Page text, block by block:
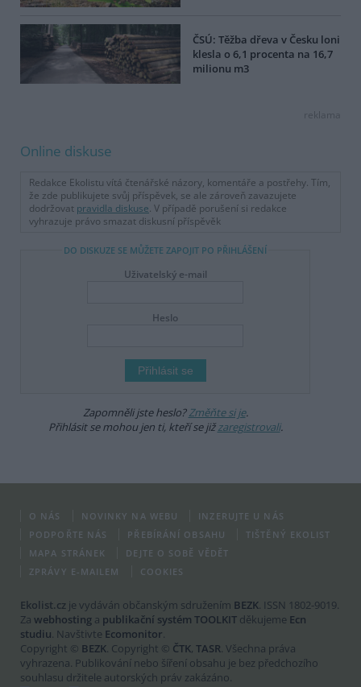
ČSÚ: Těžba dřeva v Česku loni
klesla o 6,1 procenta na 16,7
milionu m3
reklama
Online diskuse
Redakce Ekolistu vítá čtenářské názory, komentáře a postřehy. Tím,
že zde publikujete svůj příspěvek, se ale zároveň zavazujete
dodržovat pravidla diskuse. V případě porušení si redakce
vyhrazuje právo smazat diskusní příspěvěk
DO DISKUZE SE MŮŽETE ZAPOJIT PO PŘIHLÁŠENÍ
Uživatelský e-mail
Heslo
Zapomněli jste heslo?Změňte si je.
Přihlásit se mohou jen ti, kteří se jižzaregistrovali.
O NÁS NOVINKY NA WEBU
INZERUJTE U NÁS
PODPOŘTE NÁS
PŘEBÍRÁNÍ OBSAHU
TIŠTĚNÝ EKOLIST
MAPA STRÁNEK
DEJTE O SOBĚ VĚDĚT
ZPRÁVY E-MAILEM
COOKIES
Ekolist.cz je vydáván občanským sdružením BEZK. ISSN 1802-9019.
Za webhosting a publikační systém TOOLKIT děkujeme Ecn
studiu. Navštivte Ecomonitor.
Copyright © BEZK. Copyright © ČTK, TASR. Všechna práva
vyhrazena. Publikování nebo šíření obsahu je bez předchozího
souhlasu držitele autorských práv zakázáno.